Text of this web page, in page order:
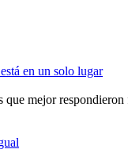
en un solo lugar
mejor